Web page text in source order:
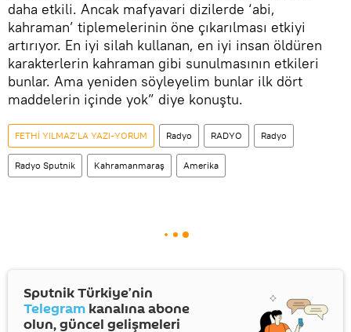
daha etkili. Ancak mafyavari dizilerde ‘abi,
kahraman’ tiplemelerinin öne çıkarılması etkiyi
artırıyor. En iyi silah kullanan, en iyi insan öldüren
karakterlerin kahraman gibi sunulmasının etkileri
bunlar. Ama yeniden söyleyelim bunlar ilk dört
maddelerin içinde yok” diye konuştu.
FETHİ YILMAZ’LA YAZI-YORUM Radyo RADYO Radyo
Radyo Sputnik Kahramanmaraş Amerika
Sputnik Türkiye’nin
Telegram kanalına abone
olun, güncel gelişmeleri